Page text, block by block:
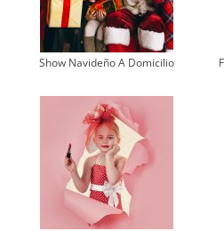
Show Navideño A Domicilio